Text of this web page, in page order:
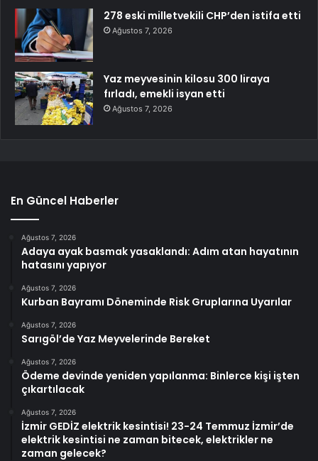
278 eski milletvekili CHP’den istifa etti
Ağustos 7, 2026
Yaz meyvesinin kilosu 300 liraya
fırladı, emekli isyan etti
Ağustos 7, 2026
En Güncel Haberler
Ağustos 7, 2026
Adaya ayak basmak yasaklandı: Adım atan hayatının
hatasını yapıyor
Ağustos 7, 2026
Kurban Bayramı Döneminde Risk Gruplarına Uyarılar
Ağustos 7, 2026
Sarıgöl’de Yaz Meyvelerinde Bereket
Ağustos 7, 2026
Ödeme devinde yeniden yapılanma: Binlerce kişi işten
çıkartılacak
Ağustos 7, 2026
İzmir GEDİZ elektrik kesintisi! 23-24 Temmuz İzmir’de
elektrik kesintisi ne zaman bitecek, elektrikler ne
zaman gelecek?